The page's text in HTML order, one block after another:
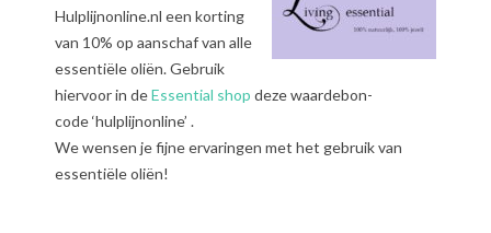
Hulplijnonline.nl een korting
van 10% op aanschaf van alle
essentiële oliën. Gebruik
hiervoor in deEssential shop deze waardebon-
code ‘hulplijnonline’ .
We wensen je fijne ervaringen met het gebruik van
essentiële oliën!